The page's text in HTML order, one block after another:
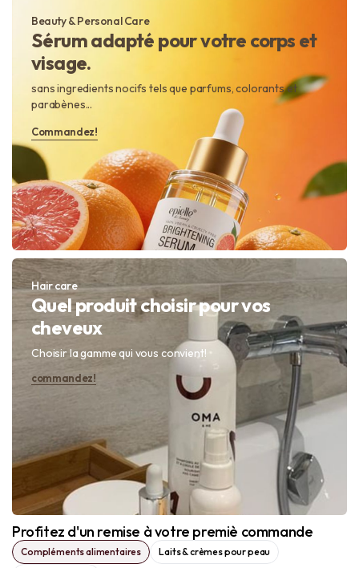
Beauty & Personal Care
Sérum adapté pour votre corps et
visage.
sans ingredients nocifs tels que parfums, colorants et
parabènes...
Commandez!
Hair care
Quel produit choisir pour vos
cheveux
Choisir la gamme qui vous convient!
commandez!
Profitez d'un remise à votre premiè commande
Compléments alimentaires
Laits & crèmes pour peau